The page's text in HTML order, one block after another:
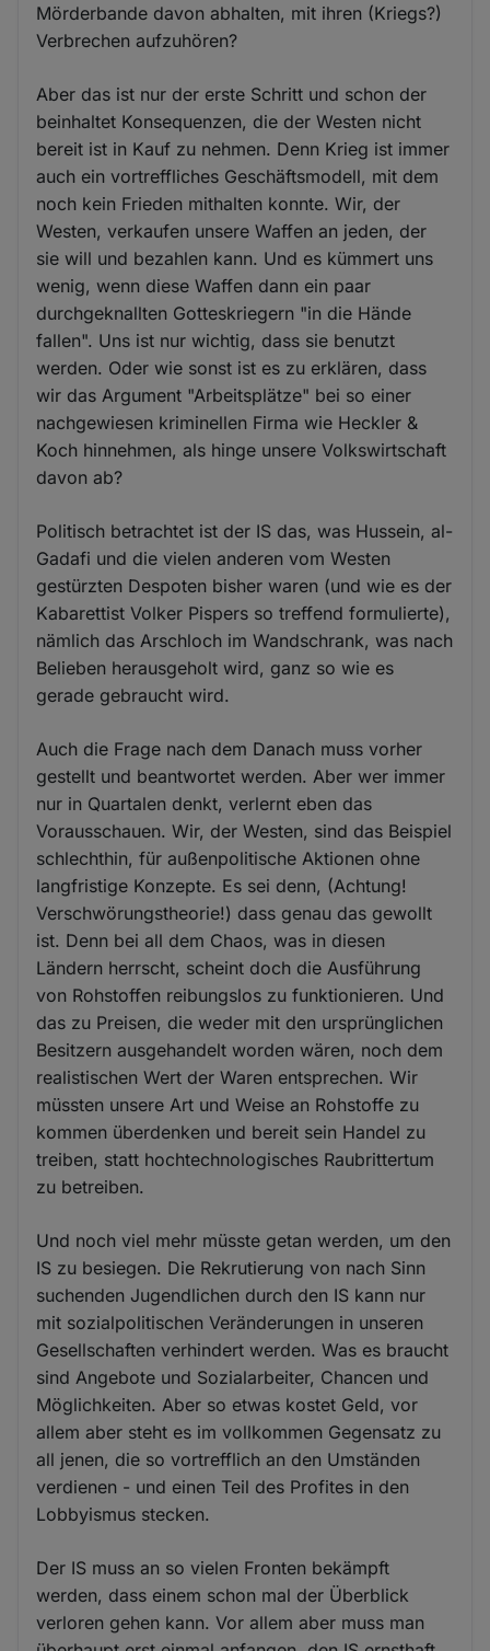
Mörderbande davon abhalten, mit ihren (Kriegs?)
Verbrechen aufzuhören?
Aber das ist nur der erste Schritt und schon der
beinhaltet Konsequenzen, die der Westen nicht
bereit ist in Kauf zu nehmen. Denn Krieg ist immer
auch ein vortreffliches Geschäftsmodell, mit dem
noch kein Frieden mithalten konnte. Wir, der
Westen, verkaufen unsere Waffen an jeden, der
sie will und bezahlen kann. Und es kümmert uns
wenig, wenn diese Waffen dann ein paar
durchgeknallten Gotteskriegern "in die Hände
fallen". Uns ist nur wichtig, dass sie benutzt
werden. Oder wie sonst ist es zu erklären, dass
wir das Argument "Arbeitsplätze" bei so einer
nachgewiesen kriminellen Firma wie Heckler &
Koch hinnehmen, als hinge unsere Volkswirtschaft
davon ab?
Politisch betrachtet ist der IS das, was Hussein, al-
Gadafi und die vielen anderen vom Westen
gestürzten Despoten bisher waren (und wie es der
Kabarettist Volker Pispers so treffend formulierte),
nämlich das Arschloch im Wandschrank, was nach
Belieben herausgeholt wird, ganz so wie es
gerade gebraucht wird.
Auch die Frage nach dem Danach muss vorher
gestellt und beantwortet werden. Aber wer immer
nur in Quartalen denkt, verlernt eben das
Vorausschauen. Wir, der Westen, sind das Beispiel
schlechthin, für außenpolitische Aktionen ohne
langfristige Konzepte. Es sei denn, (Achtung!
Verschwörungstheorie!) dass genau das gewollt
ist. Denn bei all dem Chaos, was in diesen
Ländern herrscht, scheint doch die Ausführung
von Rohstoffen reibungslos zu funktionieren. Und
das zu Preisen, die weder mit den ursprünglichen
Besitzern ausgehandelt worden wären, noch dem
realistischen Wert der Waren entsprechen. Wir
müssten unsere Art und Weise an Rohstoffe zu
kommen überdenken und bereit sein Handel zu
treiben, statt hochtechnologisches Raubrittertum
zu betreiben.
Und noch viel mehr müsste getan werden, um den
IS zu besiegen. Die Rekrutierung von nach Sinn
suchenden Jugendlichen durch den IS kann nur
mit sozialpolitischen Veränderungen in unseren
Gesellschaften verhindert werden. Was es braucht
sind Angebote und Sozialarbeiter, Chancen und
Möglichkeiten. Aber so etwas kostet Geld, vor
allem aber steht es im vollkommen Gegensatz zu
all jenen, die so vortrefflich an den Umständen
verdienen - und einen Teil des Profites in den
Lobbyismus stecken.
Der IS muss an so vielen Fronten bekämpft
werden, dass einem schon mal der Überblick
verloren gehen kann. Vor allem aber muss man